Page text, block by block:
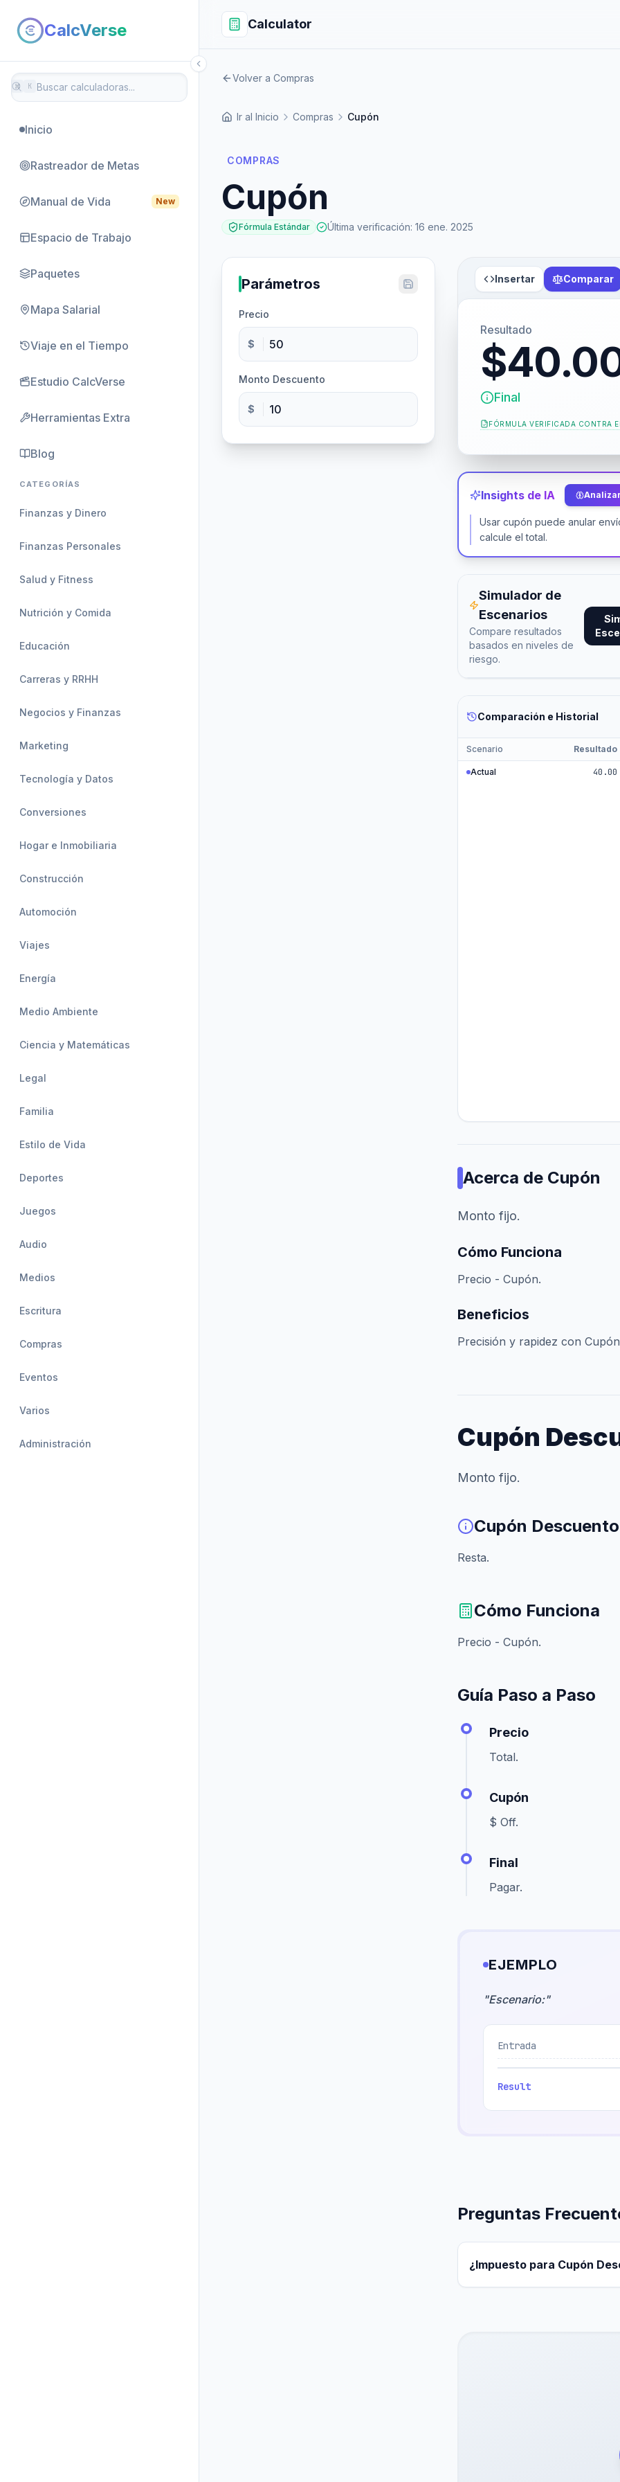
CalcVerse
⌘ K
Inicio
Rastreador de Metas
Manual de Vida New
Espacio de Trabajo
Paquetes
Mapa Salarial
Viaje en el Tiempo
Estudio CalcVerse
Herramientas Extra
Blog
CATEGORÍAS
Finanzas y Dinero
Finanzas Personales
Salud y Fitness
Nutrición y Comida
Educación
Carreras y RRHH
Negocios y Finanzas
Marketing
Tecnología y Datos
Conversiones
Hogar e Inmobiliaria
Construcción
Automoción
Viajes
Energía
Medio Ambiente
Ciencia y Matemáticas
Legal
Familia
Estilo de Vida
Deportes
Juegos
Audio
Medios
Escritura
Compras
Eventos
Varios
Administración
Calculator
Volver a Compras
Ir al Inicio Compras Cupón
COMPRAS
Cupón
Fórmula Estándar Última verificación: 16 ene. 2025
Parámetros
Precio
$
Monto Descuento
$
Insertar Comparar
Resultado
Final
FÓRMULA VERIFICADA CONTRA
Insights de IA
Usar cupón puede anular
calcule el total.
Simulador de
Escenarios
Compare resultados
basados en niveles de
riesgo.
Comparación e Historial
Scenario Resultado
Actual 40.00
Acerca de Cupón
Monto fijo.
Cómo Funciona
Precio - Cupón.
Beneficios
Precisión y rapidez con
Cupón
Monto fijo.
Cupón Descuento
Resta.
Cómo Funciona
Precio - Cupón.
Guía Paso a Paso
Precio
Total.
Cupón
$ Off.
Final
Pagar.
EJEMPLO
"Escenario:"
Entrada
Result
Preguntas
¿Impuesto para Cupón